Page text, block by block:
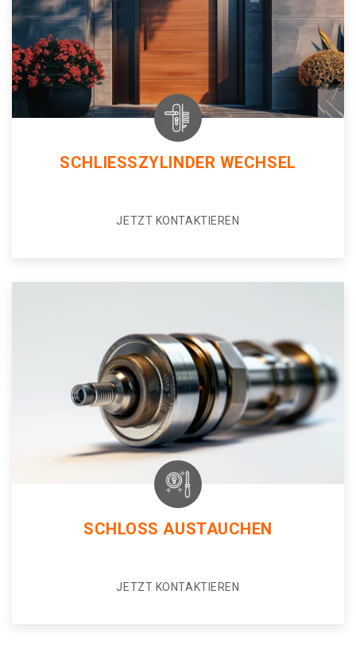
SCHLIESSZYLINDER WECHSEL
JETZT KONTAKTIEREN
SCHLOSS AUSTAUCHEN
JETZT KONTAKTIEREN